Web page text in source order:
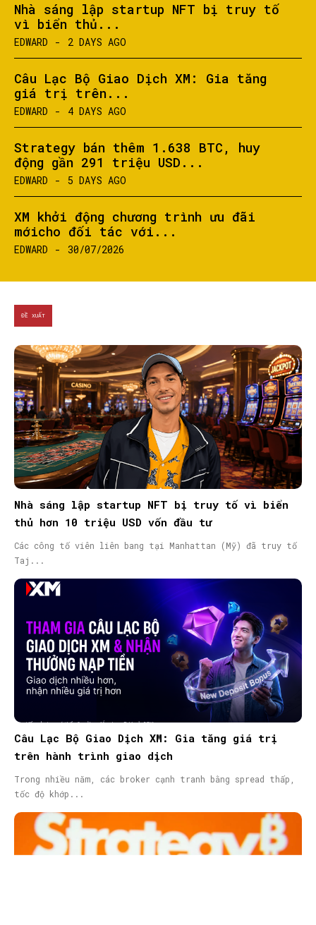
Nhà sáng lập startup NFT bị truy tố
vì biển thủ...
EDWARD - 2 DAYS AGO
Câu Lạc Bộ Giao Dịch XM: Gia tăng
giá trị trên...
EDWARD - 4 DAYS AGO
Strategy bán thêm 1.638 BTC, huy
động gần 291 triệu USD...
EDWARD - 5 DAYS AGO
XM khởi động chương trình ưu đãi
mớicho đối tác với...
EDWARD - 30/07/2026
ĐỀ XUẤT
Nhà sáng lập startup NFT bị truy tố vì biển
thủ hơn 10 triệu USD vốn đầu tư
Các công tố viên liên bang tại Manhattan (Mỹ) đã truy tố
Taj...
Câu Lạc Bộ Giao Dịch XM: Gia tăng giá trị
trên hành trình giao dịch
Trong nhiều năm, các broker cạnh tranh bằng spread thấp,
tốc độ khớp...